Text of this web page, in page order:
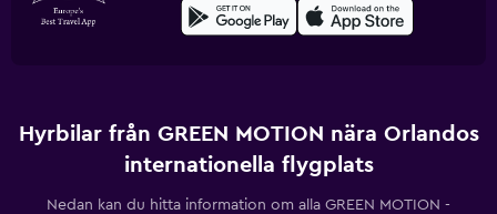
Hyrbilar från GREEN MOTION nära Orlandos
internationella flygplats
Nedan kan du hitta information om alla GREEN MOTION -